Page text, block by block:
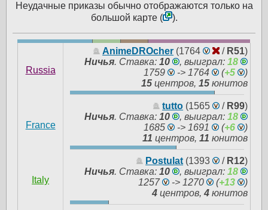
Неудачные приказы обычно отображаются только на
большой карте (
).
Russia
AnimeDROcher (1764 / R51)
Ничья. Ставка:10 , выиграл:18
1759
-> 1764 (+5
)
15 центров,15 юнитов
France
tutto (1565 / R99)
Ничья. Ставка:10 , выиграл:18
1685
-> 1691 (+6
)
11 центров,11 юнитов
Italy
Postulat (1393 / R12)
Ничья. Ставка:10 , выиграл:18
1257
-> 1270 (+13
)
4 центров,4 юнитов